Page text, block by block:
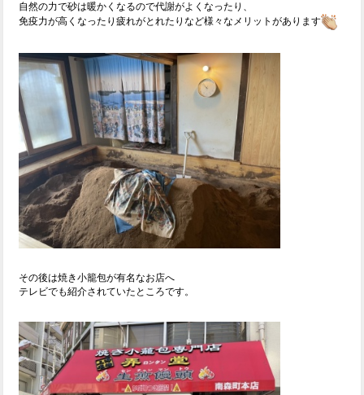
自然の力で砂は暖かくなるので代謝がよくなったり、
免疫力が高くなったり疲れがとれたりなど様々なメリットがあります
その後は焼き小籠包が有名なお店へ
テレビでも紹介されていたところです。